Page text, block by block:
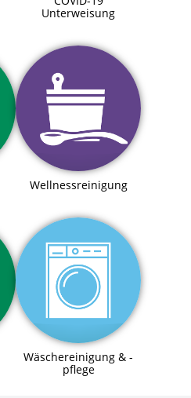
Unterweisung
Wellnessreinigung
Wäschereinigung & -
pflege